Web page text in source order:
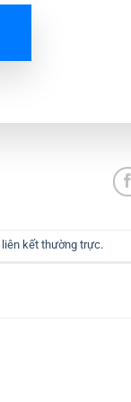
liên kết thường trực.